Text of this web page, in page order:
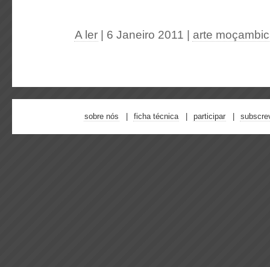
A ler | 6 Janeiro 2011 | arte
sobre nós ficha técnica participar